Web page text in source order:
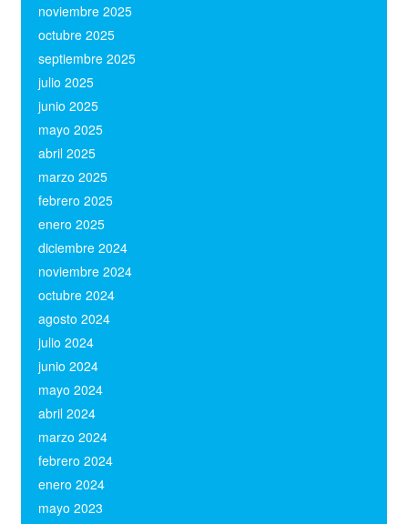
noviembre 2025
octubre 2025
septiembre 2025
julio 2025
junio 2025
mayo 2025
abril 2025
marzo 2025
febrero 2025
enero 2025
diciembre 2024
noviembre 2024
octubre 2024
agosto 2024
julio 2024
junio 2024
mayo 2024
abril 2024
marzo 2024
febrero 2024
enero 2024
mayo 2023